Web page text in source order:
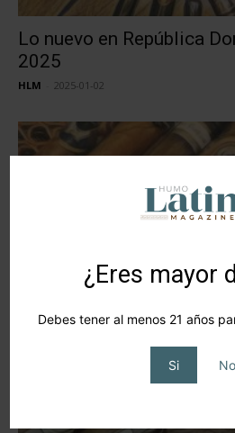
¿Eres mayor
Debes tener al menos 21 años
Si No
Lo nuevo en República
2025
HLM 2025-01-02
Lo nuevo en República
Diciembre 2024